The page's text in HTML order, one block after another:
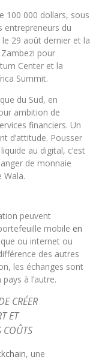
100 000 dollars, sous
entrepreneurs du
29 août dernier et la
pour
Center et la
Summit.
du Sud, en
ambition de
financiers. Un
d’attitude. Pousser
au digital, c’est
de monnaie
Wala.
peuvent
mobile en
ou internet ou
des autres
les échanges sont
à l’autre.
CRÉER
ET
COÛTS
, une